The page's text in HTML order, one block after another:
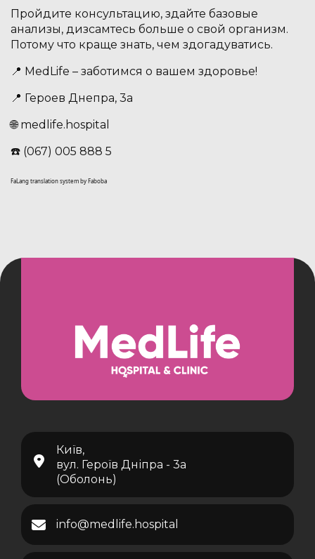
Пройдите консультацию, здайте базовые
анализы, дизсамтесь больше о свой организм.
Потому что краще знать, чем здогадуватись.
📍 MedLife – заботимся о вашем здоровье!
📍 Героев Днепра, 3а
🌐 medlife.hospital
☎️ (067) 005 888 5
FaLang translation system by Faboba
Київ,
вул. Героїв Дніпра - 3а
(Оболонь)
info@medlife.hospital